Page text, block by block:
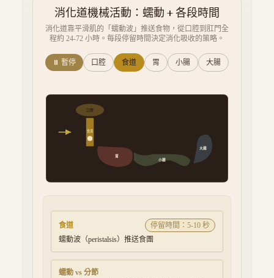
消化道機械活動：蠕動 + 各段時間
消化道靠平滑肌的「蠕動波」推送食物，從口腔到肛門全
程約 24-72 小時。每段停留時間決定消化吸收的策略。
⏸ 暫停 口腔 食道 胃 小腸 大腸
口腔
食道
胃
小腸
大腸
蠕動 vs 分節